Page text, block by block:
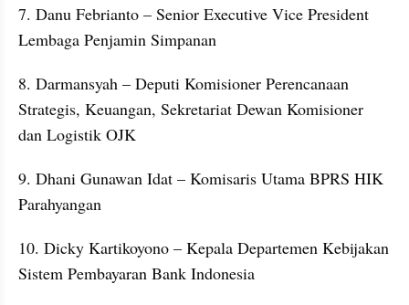
7. Danu Febrianto – Senior Executive Vice President
Lembaga Penjamin Simpanan
8. Darmansyah – Deputi Komisioner Perencanaan
Strategis, Keuangan, Sekretariat Dewan Komisioner
dan Logistik OJK
9. Dhani Gunawan Idat – Komisaris Utama BPRS HIK
Parahyangan
10. Dicky Kartikoyono – Kepala Departemen Kebijakan
Sistem Pembayaran Bank Indonesia